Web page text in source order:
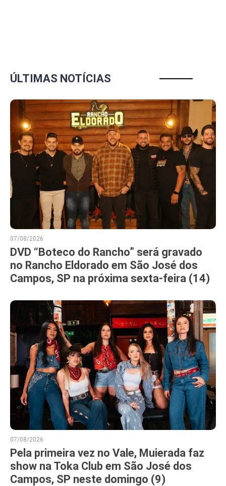
ÚLTIMAS NOTÍCIAS
07/08/2026
DVD “Boteco do Rancho” será gravado
no Rancho Eldorado em São José dos
Campos, SP na próxima sexta-feira (14)
07/08/2026
Pela primeira vez no Vale, Muierada faz
show na Toka Club em São José dos
Campos, SP neste domingo (9)